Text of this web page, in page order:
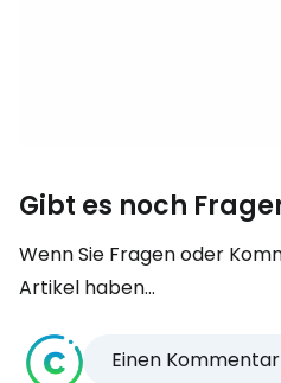
Gibt es noch
Wenn Sie Fragen oder
Artikel haben...
Einen